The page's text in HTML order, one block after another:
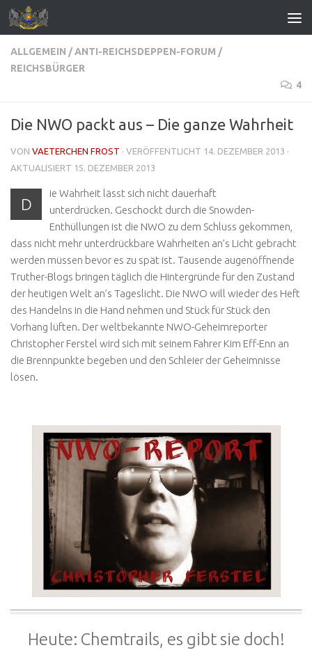
Zum Inhalt springen
ALLGEMEIN /ANTI-REICHSDEPPEN-FORUM /
REICHSBÜRGER
4
Die NWO packt aus – Die ganze Wahrheit
VON VAETERCHEN FROST · VERÖFFENTLICHT 14. DEZEMBER 2013 ·
AKTUALISIERT 15. DEZEMBER 2013
D
ie Wahrheit lässt sich nicht dauerhaft
unterdrücken. Geschockt durch die Snowden-
Enthüllungen ist die NWO zu dem Schluss gekommen,
dass nicht mehr unterdrückbare Wahrheiten an’s Licht gebracht
werden müssen bevor es zu spät ist. Tausende augenöffnende
Truther-Blogs bringen täglich die Hintergründe für den Zustand
der heutigen Welt an’s Tageslicht. Die NWO will wieder des Heft
des Handelns in die Hand nehmen und Stück für Stück den
Vorhang lüften. Der weltbekannte NWO-Geheimreporter
Christopher Ferstel wird sich mit seinem Fahrer Kim Eff-Enn an
die Brennpunkte begeben und den Schleier der Geheimnisse
lösen.
Heute: Chemtrails, es gibt sie doch!